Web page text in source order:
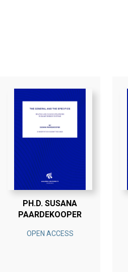
PH.D. SUSANA
PAARDEKOOPER
OPEN ACCESS